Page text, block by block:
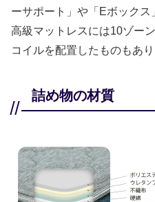
ーサポート」や「Eボックス
高級マットレスには10ゾー
コイルを配置したものもあり
詰め物の材質